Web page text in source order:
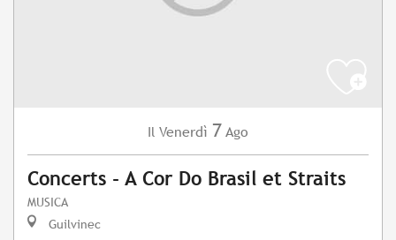
Il Venerdì 7 Ago
Concerts - A Cor Do Brasil et Straits
MUSICA
Guilvinec